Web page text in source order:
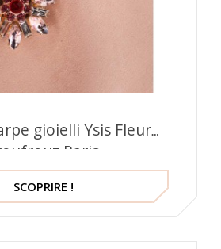
gioielli Ysis Fleur
Paris
SCOPRIRE !